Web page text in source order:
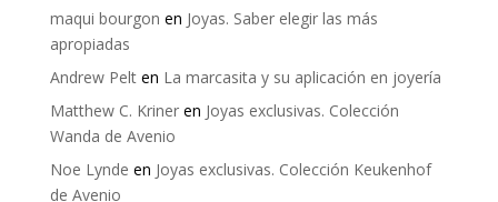
maqui bourgon en Joyas. Saber elegir las más
apropiadas
Andrew Pelten La marcasita y su aplicación en joyería
Matthew C. Krineren Joyas exclusivas. Colección
Wanda de Avenio
Noe Lynde en Joyas exclusivas. Colección Keukenhof
de Avenio